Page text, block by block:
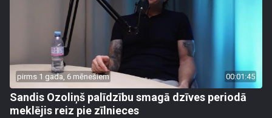
pirms 1 gada, 6 mēnešiem 00:01:45
Sandis Ozoliņš palīdzību smagā dzīves periodā
meklējis reiz pie zīlnieces